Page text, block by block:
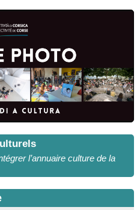
l’annuaire culture de la